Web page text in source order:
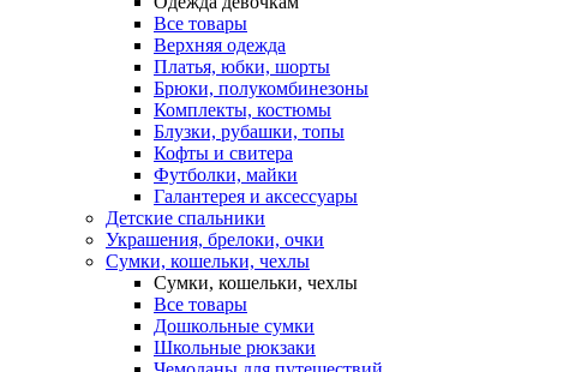
Все товары
Верхняя одежда
Платья, юбки, шорты
Брюки, полукомбинезоны
Комплекты, костюмы
Блузки, рубашки, топы
Кофты и свитера
Футболки, майки
Галантерея и аксессуары
Детские спальники
Украшения, брелоки, очки
Сумки, кошельки, чехлы
Сумки, кошельки, чехлы
Все товары
Дошкольные сумки
Школьные рюкзаки